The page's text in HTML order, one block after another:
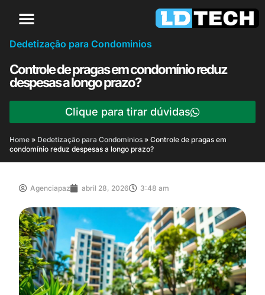
Dedetização para Condominios
Controle de pragas em condomínio reduz
despesas a longo prazo?
Clique para tirar dúvidas
Home » Dedetização para Condominios » Controle de pragas em
condomínio reduz despesas a longo prazo?
Agenciapaz abril 28, 2026 3:48 am